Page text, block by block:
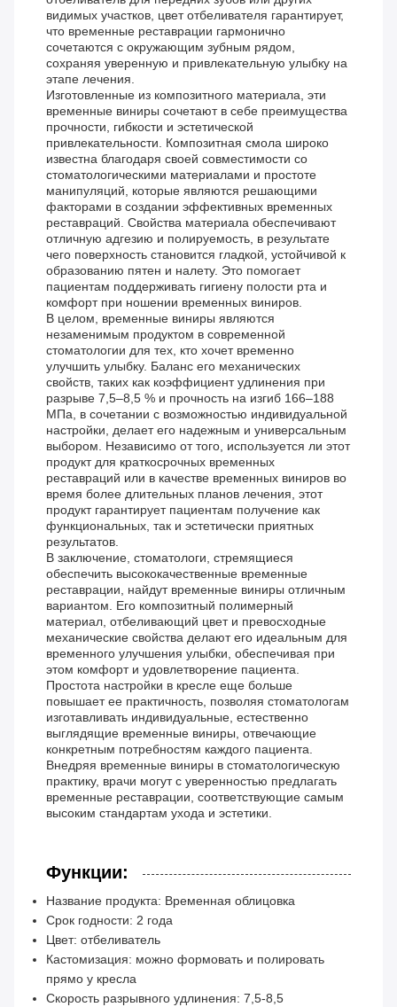
видимых участков, цвет отбеливателя гарантирует,
что временные реставрации гармонично
сочетаются с окружающим зубным рядом,
сохраняя уверенную и привлекательную улыбку на
этапе лечения.
Изготовленные из композитного материала, эти
временные виниры сочетают в себе преимущества
прочности, гибкости и эстетической
привлекательности. Композитная смола широко
известна благодаря своей совместимости со
стоматологическими материалами и простоте
манипуляций, которые являются решающими
факторами в создании эффективных временных
реставраций. Свойства материала обеспечивают
отличную адгезию и полируемость, в результате
чего поверхность становится гладкой, устойчивой к
образованию пятен и налету. Это помогает
пациентам поддерживать гигиену полости рта и
комфорт при ношении временных виниров.
В целом, временные виниры являются
незаменимым продуктом в современной
стоматологии для тех, кто хочет временно
улучшить улыбку. Баланс его механических
свойств, таких как коэффициент удлинения при
разрыве 7,5–8,5 % и прочность на изгиб 166–188
МПа, в сочетании с возможностью индивидуальной
настройки, делает его надежным и универсальным
выбором. Независимо от того, используется ли этот
продукт для краткосрочных временных
реставраций или в качестве временных виниров во
время более длительных планов лечения, этот
продукт гарантирует пациентам получение как
функциональных, так и эстетически приятных
результатов.
В заключение, стоматологи, стремящиеся
обеспечить высококачественные временные
реставрации, найдут временные виниры отличным
вариантом. Его композитный полимерный
материал, отбеливающий цвет и превосходные
механические свойства делают его идеальным для
временного улучшения улыбки, обеспечивая при
этом комфорт и удовлетворение пациента.
Простота настройки в кресле еще больше
повышает ее практичность, позволяя стоматологам
изготавливать индивидуальные, естественно
выглядящие временные виниры, отвечающие
конкретным потребностям каждого пациента.
Внедряя временные виниры в стоматологическую
практику, врачи могут с уверенностью предлагать
временные реставрации, соответствующие самым
высоким стандартам ухода и эстетики.
Функции:
Название продукта: Временная облицовка
Срок годности: 2 года
Цвет: отбеливатель
Кастомизация: можно формовать и полировать
прямо у кресла
Скорость разрывного удлинения: 7,5-8,5